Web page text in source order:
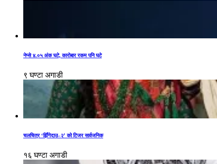
नेप्से ४.०५ अंक घटे, कारोबार रकम पनि घटे
९ घण्टा अगाडी
चलचित्र ‘झिँगेदाउ–२’ को टिजर सार्वजनिक
१६ घण्टा अगाडी